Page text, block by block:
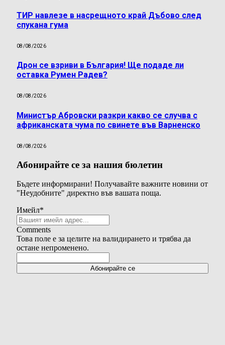
ТИР навлезе в насрещното край Дъбово след
спукана гума
08/08/2026
Дрон се взриви в България! Ще подаде ли
оставка Румен Радев?
08/08/2026
Министър Абровски разкри какво се случва с
африканската чума по свинете във Варненско
08/08/2026
Абонирайте се за нашия бюлетин
Бъдете информирани! Получавайте важните новини от
"Неудобните" директно във вашата поща.
Имейл*
Comments
Това поле е за целите на валидирането и трябва да
остане непроменено.